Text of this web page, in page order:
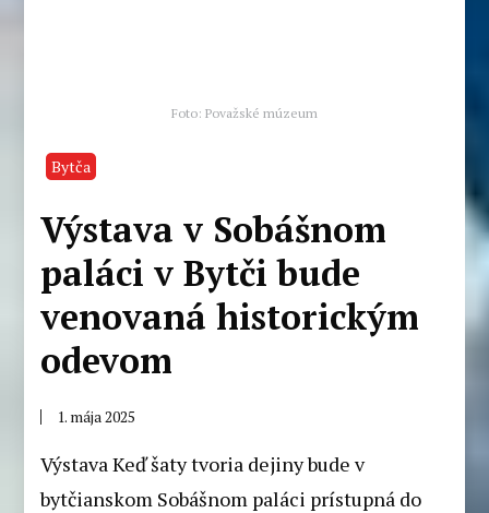
Foto: Považské múzeum
Bytča
Výstava v Sobášnom
paláci v Bytči bude
venovaná historickým
odevom
1. mája 2025
Výstava Keď šaty tvoria dejiny bude v
bytčianskom Sobášnom paláci prístupná do